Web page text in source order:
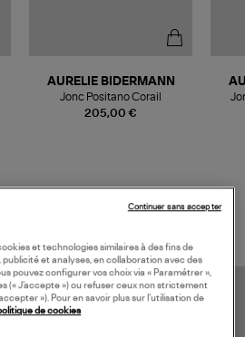
205,00 €
AURELIE BIDERMANN
Jonc Positano Corail
et technologies similaires à des fins de
et analyses, en collaboration avec des
pouvez configurer vos choix via « Paramétrer »,
(« J’accepte ») ou refuser ceux non strictement
»). Pour en savoir plus sur l’utilisation de
de cookies
Continuer sans accepter